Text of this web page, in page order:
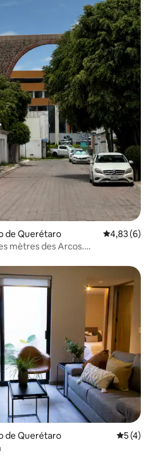
de Querétaro Évaluation
4,83 (6)
mètres des Arcos.
de Querétaro
5 (4)